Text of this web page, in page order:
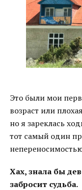
Это были мои
возраст или
но я зареклась
тот самый один
Хах, знала бы
забросит судьба.